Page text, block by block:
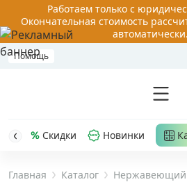
Работаем только с
Окончательная стоимость
автоматически.
Помощь
Акции
Скидки Новинки
Главная Каталог Нержавеющий